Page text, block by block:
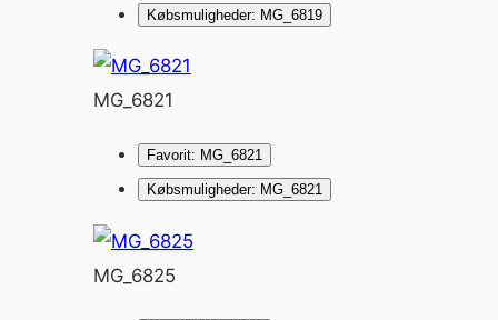
Købsmuligheder: MG_6819
MG_6821
Favorit: MG_6821
Købsmuligheder: MG_6821
MG_6825